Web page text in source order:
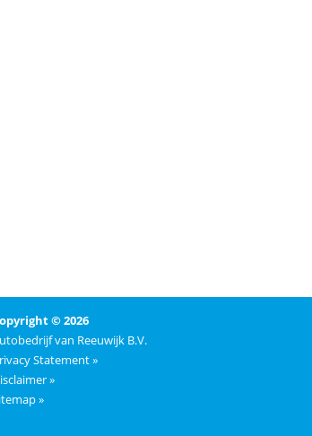
© 2026
van Reeuwijk B.V.
Statement »
»
»